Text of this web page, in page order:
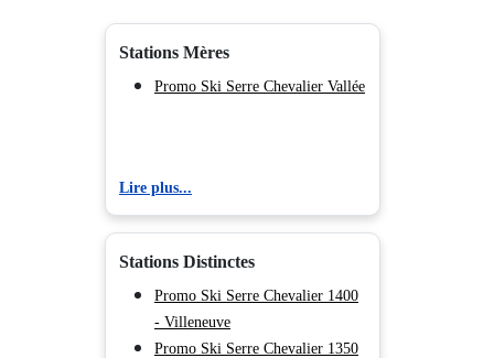
Stations Mères
Promo Ski Serre Chevalier Vallée
Lire plus...
Stations Distinctes
Promo Ski Serre Chevalier 1400
- Villeneuve
Promo Ski Serre Chevalier 1350